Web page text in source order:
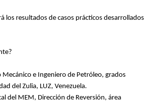
los resultados de casos prácticos desarrollados
Mecánico e Ingeniero de Petróleo, grados
del Zulia, LUZ, Venezuela.
del MEM, Dirección de Reversión, área